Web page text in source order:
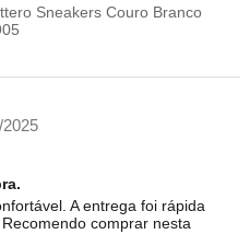
Sneakers Couro Branco
2025
A entrega foi rápida
comprar nesta